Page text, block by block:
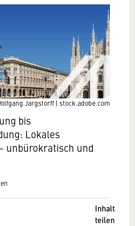
Jargstorff | stock.adobe.com
bis
Lokales
unbürokratisch und
Inhalt
teilen